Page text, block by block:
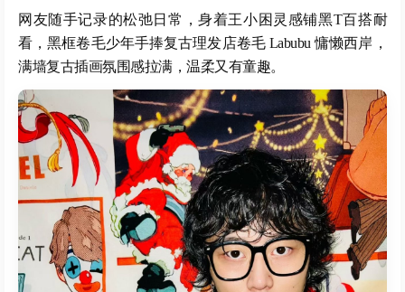
网友随手记录的松弛日常，身着王小困灵感铺黑T百搭耐
看，黑框卷毛少年手捧复古理发店卷毛 Labubu 慵懒西岸，
满墙复古插画氛围感拉满，温柔又有童趣。